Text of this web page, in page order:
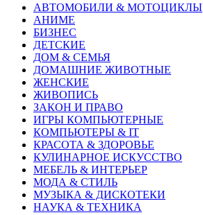
АВТОМОБИЛИ & МОТОЦИКЛЫ
АНИМЕ
БИЗНЕС
ДЕТСКИЕ
ДОМ & СЕМЬЯ
ДОМАШНИЕ ЖИВОТНЫЕ
ЖЕНСКИЕ
ЖИВОПИСЬ
ЗАКОН И ПРАВО
ИГРЫ КОМПЬЮТЕРНЫЕ
КОМПЬЮТЕРЫ & IT
КРАСОТА & ЗДОРОВЬЕ
КУЛИНАРНОЕ ИСКУССТВО
МЕБЕЛЬ & ИНТЕРЬЕР
МОДА & СТИЛЬ
МУЗЫКА & ДИСКОТЕКИ
НАУКА & ТЕХНИКА